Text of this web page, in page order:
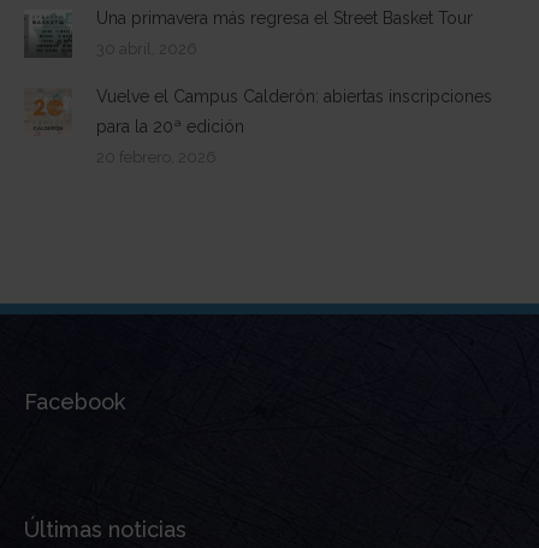
Una primavera más regresa el Street Basket Tour
30 abril, 2026
Vuelve el Campus Calderón: abiertas inscripciones
para la 20ª edición
Facebook
Últimas noticias